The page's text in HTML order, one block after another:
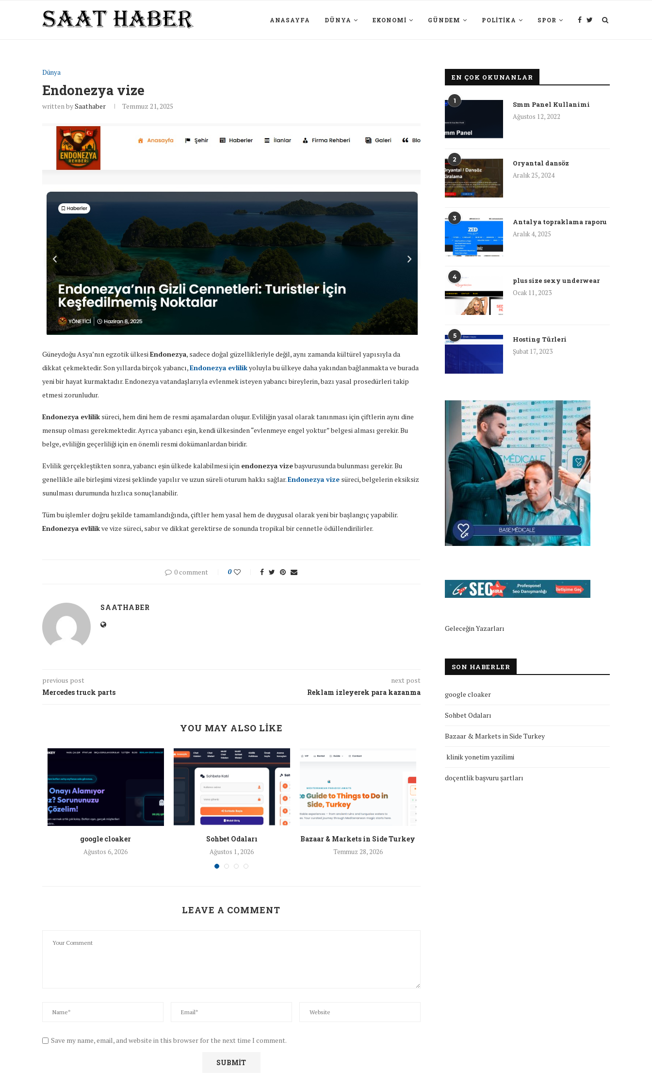
ANASAYFA DÜNYA EKONOMI GÜNDEM POLITIKA SPOR
Dünya
Endonezya vize
written bySaathaber Temmuz 21, 2025
Güneydoğu Asya’nın egzotik ülkesi Endonezya, sadece doğal güzellikleriyle değil, aynı zamanda kültürel yapısıyla da
dikkat çekmektedir. Son yıllarda birçok yabancı,Endonezya evlilikyoluyla bu ülkeye daha yakından bağlanmakta ve burada
yeni bir hayat kurmaktadır. Endonezya vatandaşlarıyla evlenmek isteyen yabancı bireylerin, bazı yasal prosedürleri takip
etmesi zorunludur.
Endonezya evlilik süreci, hem dini hem de resmi aşamalardan oluşur. Evliliğin yasal olarak tanınması için çiftlerin aynı dine
mensup olması gerekmektedir. Ayrıca yabancı eşin, kendi ülkesinden “evlenmeye engel yoktur” belgesi alması gerekir. Bu
belge, evliliğin geçerliliği için en önemli resmi dokümanlardan biridir.
Evlilik gerçekleştikten sonra, yabancı eşin ülkede kalabilmesi için endonezya vizebaşvurusunda bulunması gerekir. Bu
genellikle aile birleşimi vizesi şeklinde yapılır ve uzun süreli oturum hakkı sağlar.Endonezya vize süreci, belgelerin eksiksiz
sunulması durumunda hızlıca sonuçlanabilir.
Tüm bu işlemler doğru şekilde tamamlandığında, çiftler hem yasal hem de duygusal olarak yeni bir başlangıç yapabilir.
Endonezya evlilikve vize süreci, sabır ve dikkat gerektirse de sonunda tropikal bir cennetle ödüllendirilirler.
0 comment 0
SAATHABER
previous post
Mercedes truck parts
next post
Reklam izleyerek para kazanma
YOU MAY ALSO LIKE
google cloaker
Ağustos 6, 2026
Sohbet Odaları
Ağustos 1, 2026
Bazaar & Markets in Side Turkey
Temmuz 28, 2026
LEAVE A COMMENT
Save my name, email, and website in this browser for the next time I comment.
EN ÇOK OKUNANLAR
1
Smm Panel Kullanimi
Ağustos 12, 2022
2
Oryantal dansöz
Aralık 25, 2024
3
Antalya topraklama raporu
Aralık 4, 2025
4
plus size sexy underwear
Ocak 11, 2023
5
Hosting Türleri
Şubat 17, 2023
Geleceğin Yazarları
SON HABERLER
google cloaker
Sohbet Odaları
Bazaar & Markets in Side Turkey
klinik yonetim yazilimi
doçentlik başvuru şartları